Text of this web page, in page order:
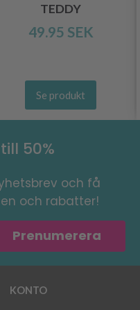
TEDDY
49.95 SEK
Se produkt
50%
och få
och rabatter!
Prenumerera
KONTO